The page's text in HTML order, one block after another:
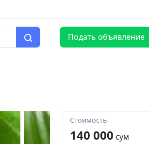
Подать объявление
Стоимость
140 000 сум